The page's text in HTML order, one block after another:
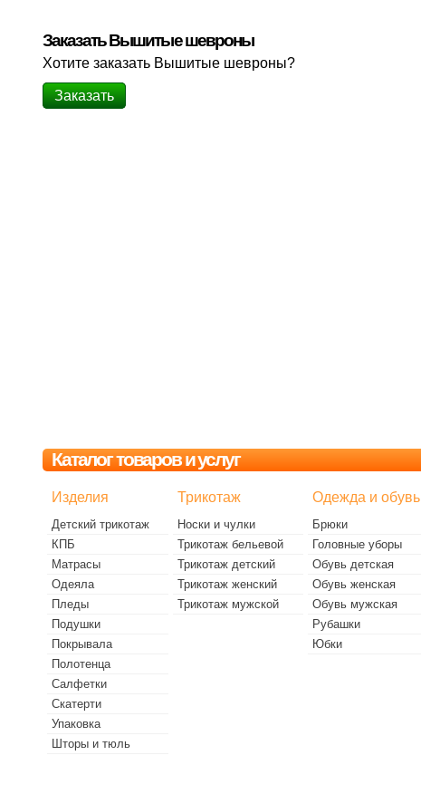
Заказать Вышитые шевроны
Хотите заказать Вышитые шевроны?
Заказать
Каталог товаров и услуг
Изделия
Детский трикотаж
КПБ
Матрасы
Одеяла
Пледы
Подушки
Покрывала
Полотенца
Салфетки
Скатерти
Упаковка
Шторы и тюль
Трикотаж
Носки и чулки
Трикотаж бельевой
Трикотаж детский
Трикотаж женский
Трикотаж мужской
Одежда и обувь
Брюки
Головные уборы
Обувь детская
Обувь женская
Обувь мужская
Рубашки
Юбки